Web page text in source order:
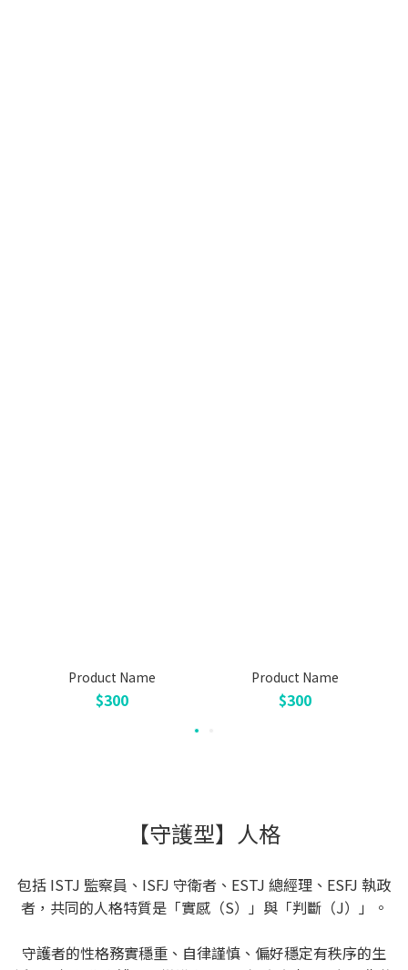
Product Name
$300
Product Name
$300
【守護型】人格
包括 ISTJ 監察員、ISFJ 守衛者、ESTJ 總經理、ESFJ 執政
者，共同的人格特質是「實感（S）」與「判斷（J）」。
守護者的性格務實穩重、自律謹慎、偏好穩定有秩序的生